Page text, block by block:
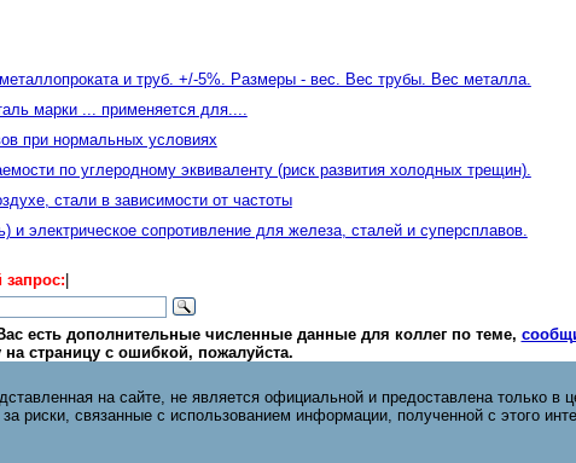
и труб. +/-5%. Размеры - вес. Вес трубы. Вес металла.
марки ... применяется для....
при нормальных условиях
по углеродному эквиваленту (риск развития холодных трещин).
стали в зависимости от частоты
и электрическое сопротивление для железа, сталей и суперсплавов.
запрос:
есть дополнительные численные данные для коллег по теме,
страницу с ошибкой, пожалуйста.
на сайте, не является официальной и предоставлена только в
риски, связанные с использованием информации, полученной с этого